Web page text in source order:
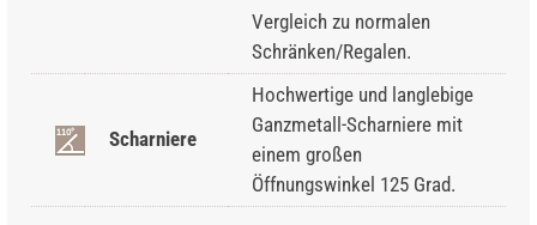
Vergleich zu normalen
Schränken/Regalen.
Scharniere
Hochwertige und langlebige
Ganzmetall-Scharniere mit
einem großen
Öffnungswinkel 125 Grad.